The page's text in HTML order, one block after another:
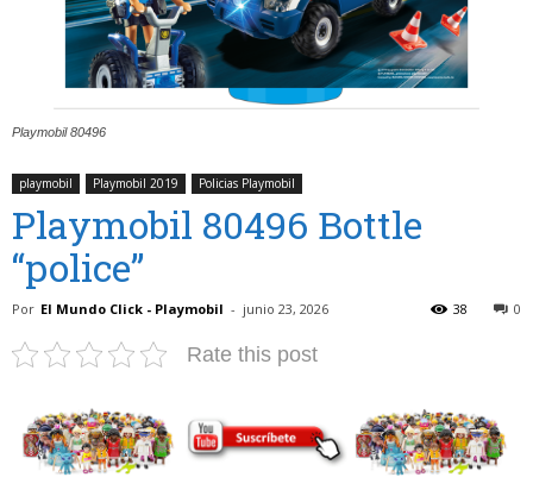
Playmobil 80496
playmobil Playmobil 2019 Policias Playmobil
Playmobil 80496 Bottle
“police”
Por El Mundo Click - Playmobil - junio 23, 2026 0
38
Rate this post